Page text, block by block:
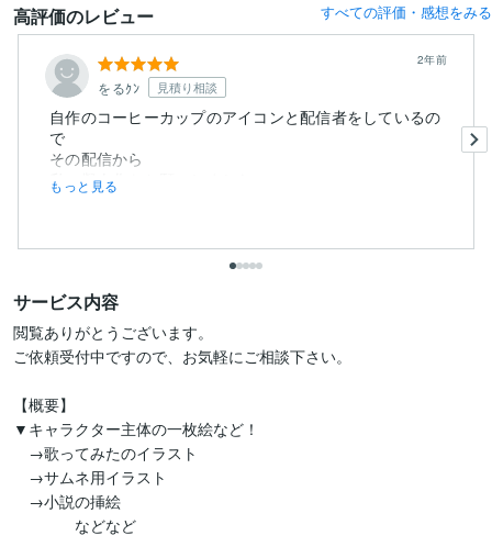
高評価のレビュー すべての評価・感想をみる
をるｸﾝ 見積り相談
2年前
自作のコーヒーカップのアイコンと配信者をしているの
で
その配信から
私の擬人化をお願いしました。
もっと見る
サービス内容
閲覧ありがとうございます。
ご依頼受付中ですので、お気軽にご相談下さい。
【概要】
▼キャラクター主体の一枚絵など！
→歌ってみたのイラスト
→サムネ用イラスト
→小説の挿絵
などなど